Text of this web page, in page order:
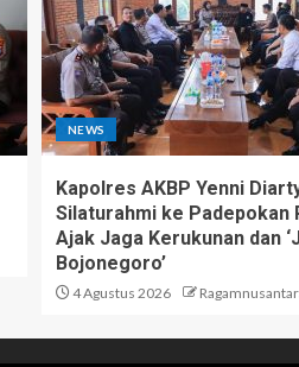
NEWS
Kapolres AKBP Yenni
Silaturahmi ke Padepokan
Ajak Jaga Kerukunan dan
Bojonegoro’
4 Agustus 2026